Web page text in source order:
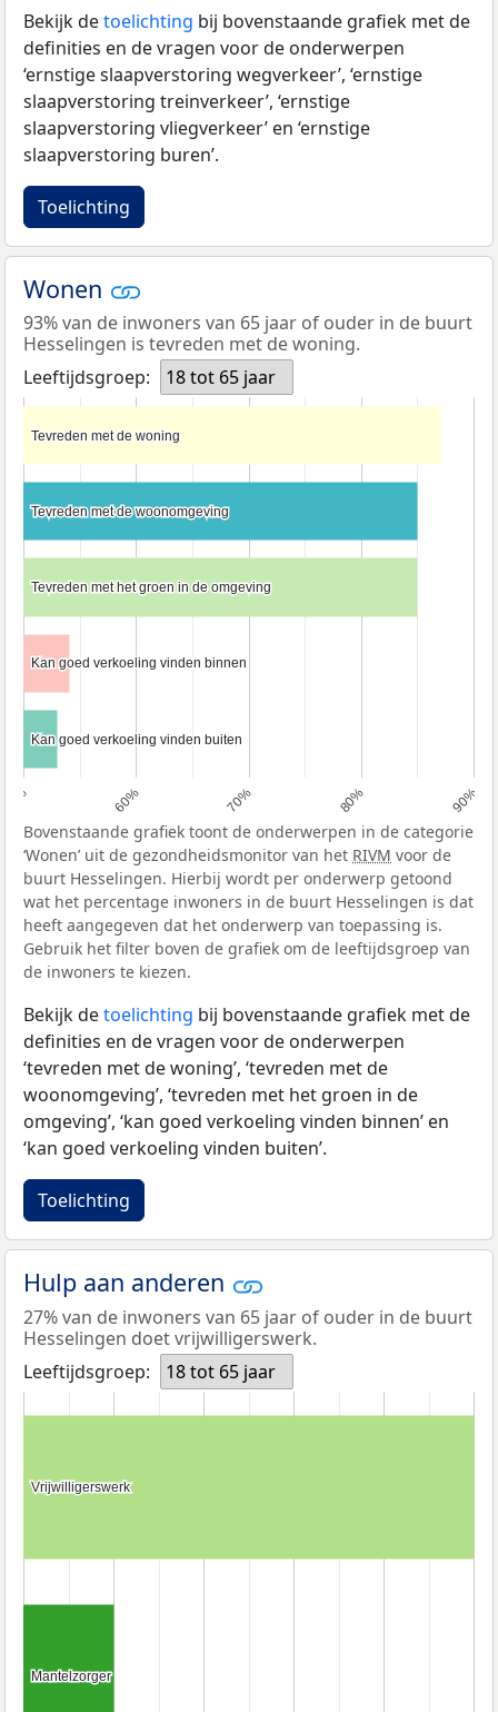
Bekijk detoelichting bij bovenstaande grafiek met de
definities en de vragen voor de onderwerpen
‘ernstige slaapverstoring wegverkeer’, ‘ernstige
slaapverstoring treinverkeer’, ‘ernstige
slaapverstoring vliegverkeer’ en ‘ernstige
slaapverstoring buren’.
Toelichting
Wonen
93% van de inwoners van 65 jaar of ouder in de buurt
Hesselingen is tevreden met de woning.
Leeftijdsgroep:
18 tot 65 jaar
50% 60% 70% 80% 90%
Tevreden met de woning
Tevreden met de woning
Tevreden met de woonomgeving
Tevreden met de woonomgeving
Tevreden met het groen in de omgeving
Tevreden met het groen in de omgeving
Kan goed verkoeling vinden binnen
Kan goed verkoeling vinden binnen
Kan goed verkoeling vinden buiten
Kan goed verkoeling vinden buiten
Bovenstaande grafiek toont de onderwerpen in de categorie
‘Wonen’ uit de gezondheidsmonitor van het RIVM voor de
buurt Hesselingen. Hierbij wordt per onderwerp getoond
wat het percentage inwoners in de buurt Hesselingen is dat
heeft aangegeven dat het onderwerp van toepassing is.
Gebruik het filter boven de grafiek om de leeftijdsgroep van
de inwoners te kiezen.
Bekijk detoelichting bij bovenstaande grafiek met de
definities en de vragen voor de onderwerpen
‘tevreden met de woning’, ‘tevreden met de
woonomgeving’, ‘tevreden met het groen in de
omgeving’, ‘kan goed verkoeling vinden binnen’ en
‘kan goed verkoeling vinden buiten’.
Toelichting
Hulp aan anderen
27% van de inwoners van 65 jaar of ouder in de buurt
Hesselingen doet vrijwilligerswerk.
Leeftijdsgroep:
18 tot 65 jaar
Vrijwilligerswerk
Vrijwilligerswerk
Mantelzorger
Mantelzorger